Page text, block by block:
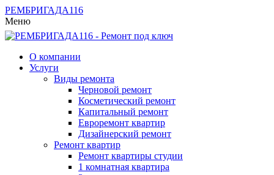
РЕМБРИГАДА116
Меню
О компании
Услуги
Виды ремонта
Черновой ремонт
Косметический ремонт
Капитальный ремонт
Евроремонт квартир
Дизайнерский ремонт
Ремонт квартир
Ремонт квартиры студии
1 комнатная квартира